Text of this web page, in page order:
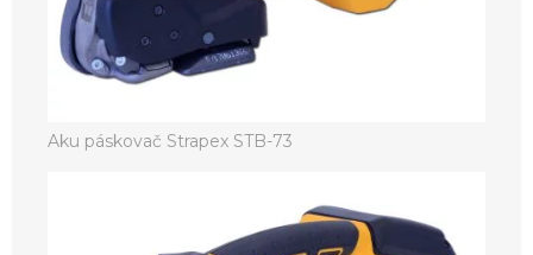
Aku páskovač Strapex STB-73